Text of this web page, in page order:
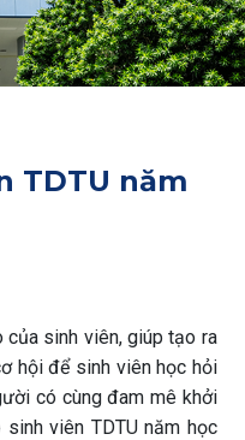
TDTU năm
của sinh viên, giúp tạo ra
hội để sinh viên học hỏi
có cùng đam mê khởi
viên TDTU năm học